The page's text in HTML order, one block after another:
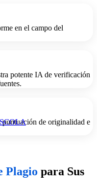
en el campo del
potente IA de verificación
de originalidad e
Plagio para Sus